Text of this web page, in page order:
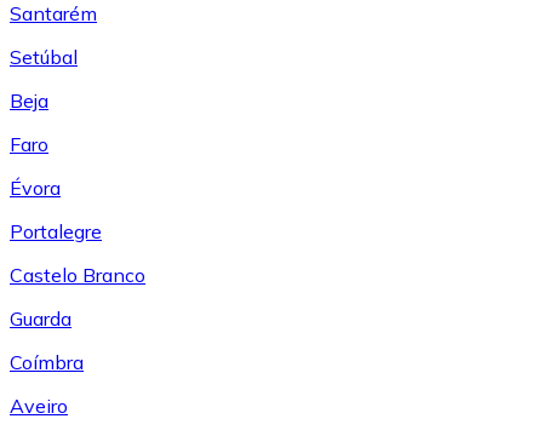
Santarém
Setúbal
Beja
Faro
Évora
Portalegre
Castelo Branco
Guarda
Coímbra
Aveiro